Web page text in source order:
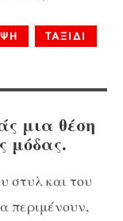
ΤΑΞΙΔΙ
μια θέση
μόδας.
στυλ και του
περιμένουν,